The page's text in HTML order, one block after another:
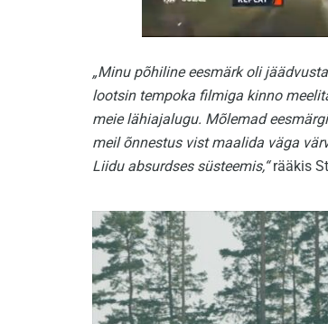
„Minu põhiline eesmärk oli
lootsin tempoka filmiga kinno
meie lähiajalugu. Mõlemad
meil õnnestus vist maalida väga
Liidu absurdses süsteemis,“rääkis